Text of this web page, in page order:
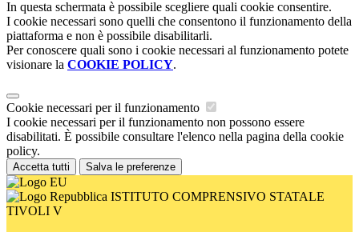
In questa schermata è possibile scegliere quali cookie consentire.
I cookie necessari sono quelli che consentono il funzionamento della
piattaforma e non è possibile disabilitarli.
Per conoscere quali sono i cookie necessari al funzionamento potete
visionare la COOKIE POLICY.
Cookie necessari per il funzionamento
I cookie necessari per il funzionamento non possono essere
disabilitati. È possibile consultare l'elenco nella pagina della cookie
policy.
Accetta tutti Salva le preferenze
ISTITUTO COMPRENSIVO STATALE
TIVOLI V